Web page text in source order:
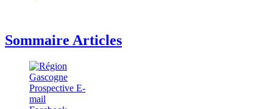
Sommaire Articles